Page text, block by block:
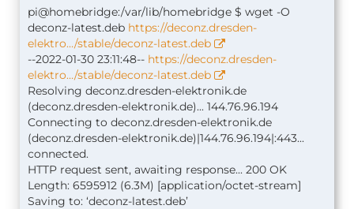
deCONZ-manually
Wobei in der Anleitung für dich nur Nr. 4 relevant
ist, da bitte aber die latest stable version.
pi@homebridge:/var/lib/homebridge $ wget -O
deconz-latest.deb https://deconz.dresden-
elektro…/stable/deconz-latest.deb
--2022-01-30 23:11:48-- https://deconz.dresden-
elektro…/stable/deconz-latest.deb
Resolving deconz.dresden-elektronik.de
(deconz.dresden-elektronik.de)... 144.76.96.194
Connecting to deconz.dresden-elektronik.de
(deconz.dresden-elektronik.de)|144.76.96.194|:443...
connected.
HTTP request sent, awaiting response... 200 OK
Length: 6595912 (6.3M) [application/octet-stream]
Saving to: ‘deconz-latest.deb’